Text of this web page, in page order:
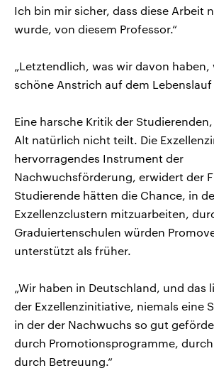
Ich bin mir sicher, dass diese Arbeit
wurde, von diesem Professor.“
„Letztendlich, was wir davon
schöne Anstrich auf dem Lebenslauf
Eine harsche Kritik der
Alt natürlich nicht teilt. Die
hervorragendes Instrument der
Nachwuchsförderung, erwidert der
Studierende hätten die Chance, in
Exzellenzclustern mitzuarbeiten,
Graduiertenschulen würden
unterstützt als früher.
„Wir haben in Deutschland, und das
der Exzellenzinitiative, niemals eine
in der der Nachwuchs so gut
durch Promotionsprogramme,
durch Betreuung.“